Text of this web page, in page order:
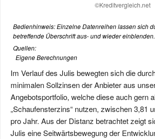
Bedienhinweis: Einzelne Datenreihen lassen sich
betreffende Überschrift aus- und wieder einblenden.
Quellen:
Eigene Berechnungen
Im Verlauf des Julis bewegten sich die
minimalen Sollzinsen der Anbieter aus
Angebotsportfolio, welche diese auch gern
„Schaufensterzins“ nutzen, zwischen 3,81
pro Jahr. Aus der Distanz betrachtet zeigt
Julis eine Seitwärtsbewegung der